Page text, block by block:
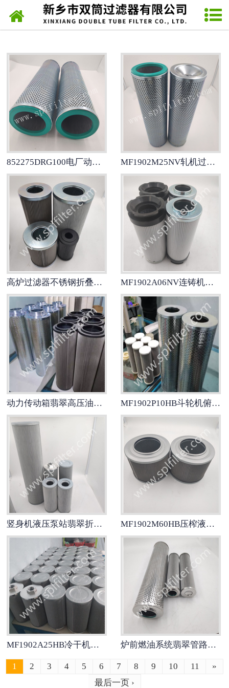
网站首页
力士乐Rexroth滤芯
发电厂滤芯
SPL网片式滤油器
翡翠MP FILTRIL滤芯
雅歌ARGO滤芯
稀油站滤芯
852275DRG100电厂动力油系统设备MAHLE不锈钢滤芯 MF1902M25NV轧机过滤器不锈钢折叠滤芯
高炉过滤器不锈钢折叠滤芯MF1902A25NV MF1902A06NV连铸机液压系统翡翠折叠滤芯
动力传动箱翡翠高压油滤芯MF1902A03NV MF1902P10HB斗轮机俯仰液压站滤芯
竖身机液压泵站翡翠折叠滤芯MF1902M90HB MF1902M60HB压榨液压站翡翠折叠滤芯
MF1902A25HB冷干机翡翠折叠滤芯 炉前燃油系统翡翠管路折叠滤芯MF1902A10HB
1 2 3 4 5 6 7 8 9 10 11
»
最后一页 ›